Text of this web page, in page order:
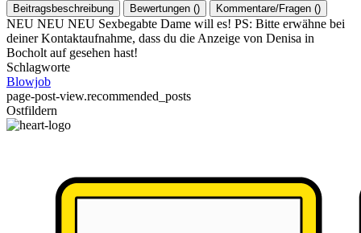
Beitragsbeschreibung Bewertungen () Kommentare/Fragen ()
NEU NEU NEU Sexbegabte Dame will es! PS: Bitte erwähne bei
deiner Kontaktaufnahme, dass du die Anzeige von Denisa in
Bocholt auf gesehen hast!
Schlagworte
Blowjob
page-post-view.recommended_posts
Ostfildern